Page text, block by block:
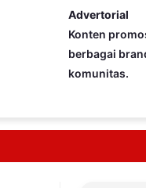
Advertorial
Konten
berbagai
komunitas.